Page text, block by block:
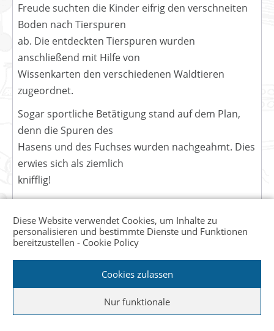
Diese Website verwendet Cookies, um Inhalte zu
personalisieren und bestimmte Dienste und Funktionen
bereitzustellen - Cookie Policy
Cookies zulassen
Nur funktionale
Freude suchten die Kinder eifrig den verschneiten
Boden nach Tierspuren
ab. Die entdeckten Tierspuren wurden
anschließend mit Hilfe von
Wissenkarten den verschiedenen Waldtieren
zugeordnet.
Sogar sportliche Betätigung stand auf dem Plan,
denn die Spuren des
Hasens und des Fuchses wurden nachgeahmt. Dies
erwies sich als ziemlich
knifflig!
Um den Gang des Hasens nachzuahmen mussten
die Kinder zuerst die Hände
aufsetzen und dann die Beine nach vorn
sehr elegant und schnurgerade… so mancher
Menschenfuchs kam da ins